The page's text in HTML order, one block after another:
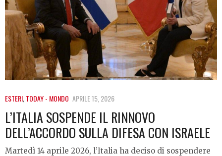
ESTERI,TODAY - MONDO APRILE 15, 2026
L’ITALIA SOSPENDE IL RINNOVO
DELL’ACCORDO SULLA DIFESA CON ISRAELE
Martedì 14 aprile 2026, l’Italia ha deciso di sospendere